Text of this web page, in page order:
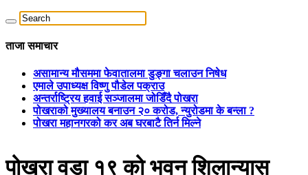
ताजा समाचार
असामान्य मौसममा फेवातालमा डुङ्गा चलाउन निषेध
एमाले उपाध्यक्ष विष्णु पौडेल पक्राउ
अन्तर्राष्ट्रिय हवाई सञ्जालमा जोडिँदै पोखरा
पोखराको मुख्यालय बनाउन २० करोड, न्युरोडमा के बन्ला ?
पोखरा महानगरको कर अब घरबाटै तिर्न मिल्ने
पोखरा वडा १९ को भवन शिलान्यास